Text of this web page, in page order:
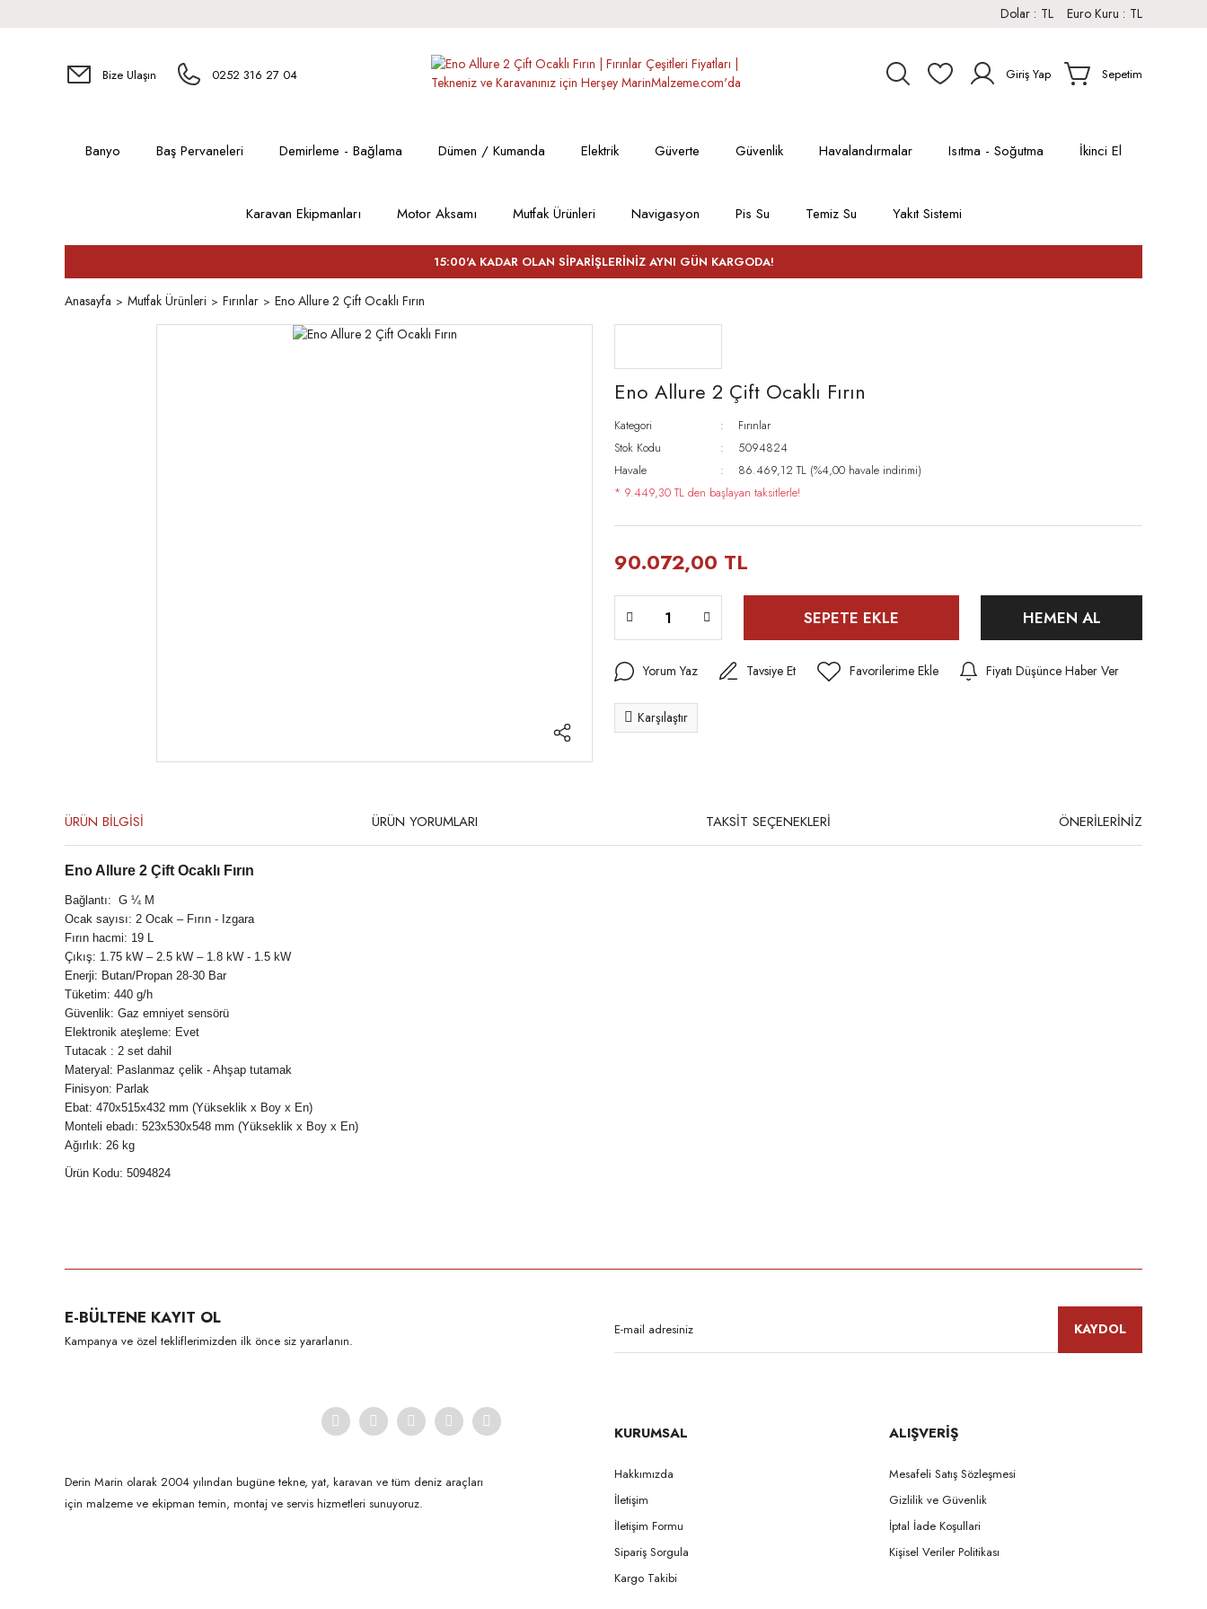
Dolar : TL Euro Kuru : TL
Bize Ulaşın 0252 316 27 04 Giriş Yap Sepetim
Banyo Baş Pervaneleri Demirleme - Bağlama Dümen / Kumanda Elektrik Güverte Güvenlik Havalandırmalar Isıtma - Soğutma İkinci El
Karavan Ekipmanları Motor Aksamı Mutfak Ürünleri Navigasyon Pis Su Temiz Su Yakıt Sistemi
15:00'A KADAR OLAN SİPARİŞLERİNİZ AYNI GÜN KARGODA!
Anasayfa Mutfak Ürünleri Fırınlar Eno Allure 2 Çift Ocaklı Fırın
Eno Allure 2 Çift Ocaklı Fırın
Kategori
Fırınlar
Stok Kodu
5094824
Havale
86.469,12 TL (%4,00 havale indirimi)
* 9.449,30 TL den başlayan taksitlerle!
90.072,00 TL
SEPETE EKLE HEMEN AL
Yorum Yaz Tavsiye Et Fiyatı Düşünce Haber Ver
Karşılaştır
ÜRÜN BİLGİSİ ÜRÜN YORUMLARI TAKSİT SEÇENEKLERİ ÖNERİLERİNİZ
Eno Allure 2 Çift Ocaklı Fırın
Bağlantı: G ¼ M
Ocak sayısı: 2 Ocak – Fırın - Izgara
Fırın hacmi: 19 L
Çıkış: 1.75 kW – 2.5 kW – 1.8 kW - 1.5 kW
Enerji: Butan/Propan 28-30 Bar
Tüketim: 440 g/h
Güvenlik: Gaz emniyet sensörü
Elektronik ateşleme: Evet
Tutacak : 2 set dahil
Materyal: Paslanmaz çelik - Ahşap tutamak
Finisyon: Parlak
Ebat: 470x515x432 mm (Yükseklik x Boy x En)
Monteli ebadı: 523x530x548 mm (Yükseklik x Boy x En)
Ağırlık: 26 kg
Ürün Kodu: 5094824
Ürün açıklamasında eksik bilgiler bulunuyor.
Ürün bilgilerinde hatalar bulunuyor.
E-BÜLTENE KAYIT OL
Kampanya ve özel tekliflerimizden ilk önce siz yararlanın.
KAYDOL
Derin Marin olarak 2004 yılından bugüne tekne, yat, karavan ve tüm deniz araçları
için malzeme ve ekipman temin, montaj ve servis hizmetleri sunuyoruz.
KURUMSAL
Hakkımızda
İletişim
İletişim Formu
Sipariş Sorgula
Kargo Takibi
ALIŞVERİŞ
Mesafeli Satış Sözleşmesi
Gizlilik ve Güvenlik
İptal İade Koşullari
Kişisel Veriler Politikası